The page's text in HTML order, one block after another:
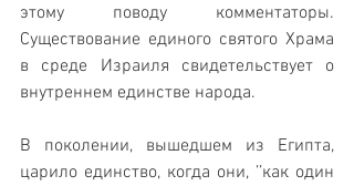
этому поводу комментаторы.
Существование единого святого Храма
в среде Израиля свидетельствует о
внутреннем единстве народа.
В поколении, вышедшем из Египта,
царило единство, когда они, ’’как один